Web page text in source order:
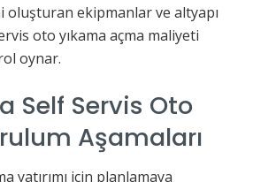
oluşturan ekipmanlar ve altyapı
oto yıkama açma maliyeti
oynar.
Self Servis Oto
Aşamaları
yatırımı için planlamaya